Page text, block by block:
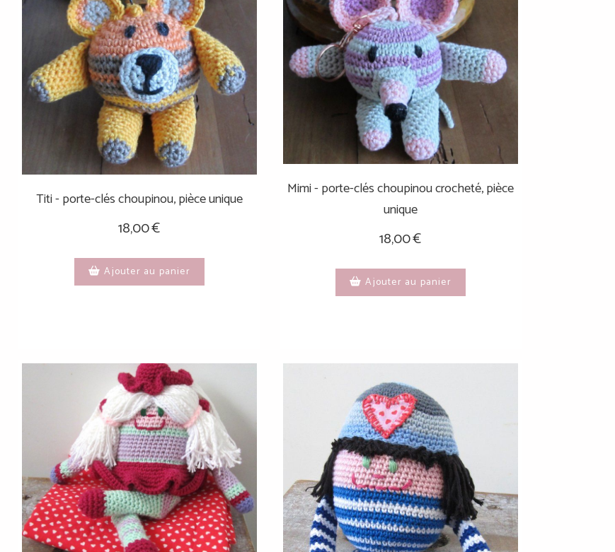
Titi - porte-clés choupinou, pièce unique
18,00€
Ajouter au panier
Mimi - porte-clés choupinou crocheté, pièce
unique
18,00€
Ajouter au panier